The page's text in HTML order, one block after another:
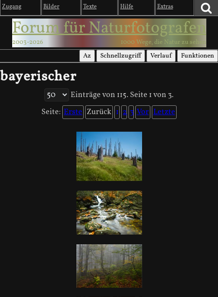
Zugang Bilder Texte Hilfe Extras
Forum für Naturfotografen
2003-2026 1000 Wege, die Natur zu sehen
Az Schnellzugriff Verlauf Funktionen
bayerischer
Einträge von 115. Seite 1 von 3.
Seite: Erste Zurück 1 2 3 Vor Letzte